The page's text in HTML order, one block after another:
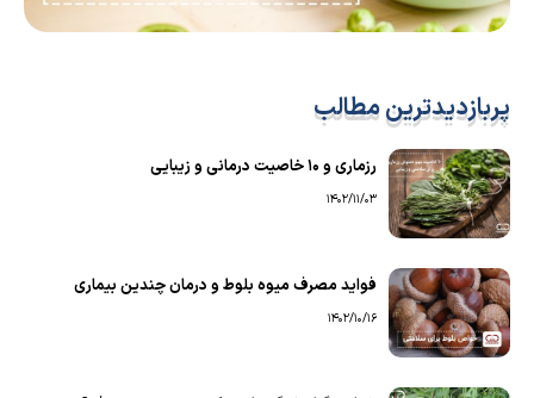
پربازدیدترین مطالب
رزماری و ۱۰ خاصیت درمانی و زیبایی
1402/11/03
فواید مصرف میوه بلوط و درمان چندین بیماری
1402/10/16